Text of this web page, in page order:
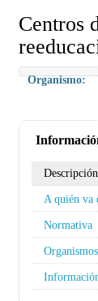
Centros
Organismo:
Descripción
A quién va
Normativa
Organismos